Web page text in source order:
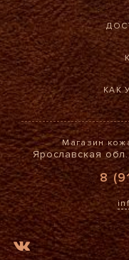
КАК
Магазин
Ярославская
8